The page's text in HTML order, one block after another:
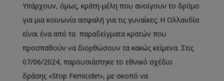
Υπάρχουν, όμως, κράτη-μέλη που ανοίγουν το δρόμο
για μια κοινωνία ασφαλή για τις γυναίκες; Η Ολλανδία
είναι ένα από τα παραδείγματα κρατών που
προσπαθούν να διορθώσουν τα κακώς κείμενα. Στις
07/06/2024, παρουσιάστηκε το εθνικό σχέδιο
δράσης «Stop Femicide!», με σκοπό να